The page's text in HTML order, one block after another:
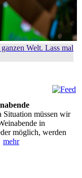
Welt. Lass mal
Situation müssen wir
in
möglich, werden
mehr